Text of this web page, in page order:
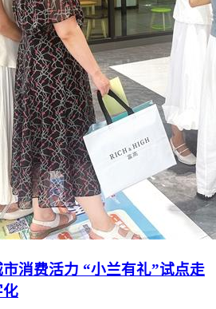
消费活力 “小兰有礼”试点走
化